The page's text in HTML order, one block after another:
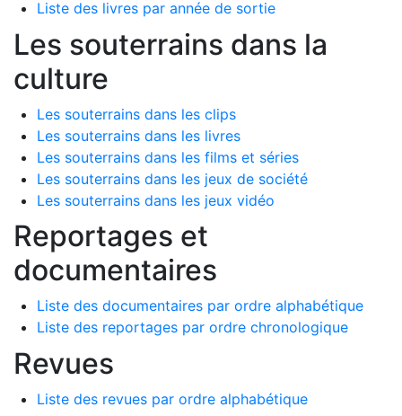
Liste des livres par année de sortie
Les souterrains dans la
culture
Les souterrains dans les clips
Les souterrains dans les livres
Les souterrains dans les films et séries
Les souterrains dans les jeux de société
Les souterrains dans les jeux vidéo
Reportages et
documentaires
Liste des documentaires par ordre alphabétique
Liste des reportages par ordre chronologique
Revues
Liste des revues par ordre alphabétique